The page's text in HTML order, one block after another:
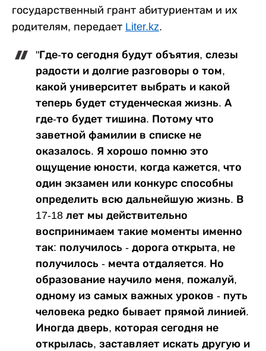
государственный грант абитуриентам и их
родителям, передает Liter.kz.
"Где-то сегодня будут объятия, слезы
радости и долгие разговоры о том,
какой университет выбрать и какой
теперь будет студенческая жизнь. А
где-то будет тишина. Потому что
заветной фамилии в списке не
оказалось. Я хорошо помню это
ощущение юности, когда кажется, что
один экзамен или конкурс способны
определить всю дальнейшую жизнь. В
17-18 лет мы действительно
воспринимаем такие моменты именно
так: получилось - дорога открыта, не
получилось - мечта отдаляется. Но
образование научило меня, пожалуй,
одному из самых важных уроков - путь
человека редко бывает прямой линией.
Иногда дверь, которая сегодня не
открылась, заставляет искать другую и